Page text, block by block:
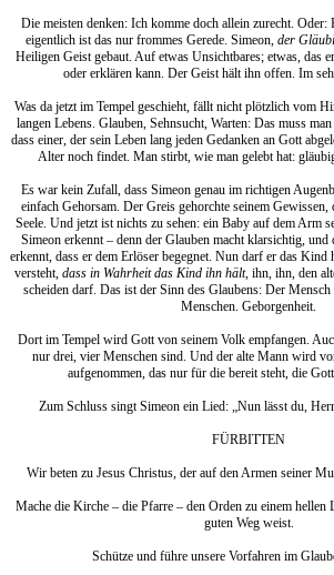
Die meisten denken: Ich komme doch allein zurecht. Oder:
eigentlich ist das nur frommes Gerede. Simeon, der
Heiligen Geist gebaut. Auf etwas Unsichtbares; etwas, das
oder erklären kann. Der Geist hält ihn offen. Im
Was da jetzt im Tempel geschieht, fällt nicht plötzlich vom
langen Lebens. Glauben, Sehnsucht, Warten: Das muss
dass einer, der sein Leben lang jeden Gedanken an Gott
Alter noch findet. Man stirbt, wie man gelebt hat:
Es war kein Zufall, dass Simeon genau im richtigen
einfach Gehorsam. Der Greis gehorchte seinem Gewissen,
Seele. Und jetzt ist nichts zu sehen: ein Baby auf dem Arm
Simeon erkennt – denn der Glauben macht klarsichtig,
erkennt, dass er dem Erlöser begegnet. Nun darf er das Kind
versteht, dass in Wahrheit das Kind ihn hält, ihn, ihn, den
scheiden darf. Das ist der Sinn des Glaubens: Der
Menschen. Geborgenheit.
Dort im Tempel wird Gott von seinem Volk empfangen.
nur drei, vier Menschen sind. Und der alte Mann wird
aufgenommen, das nur für die bereit steht, die
Zum Schluss singt Simeon ein Lied: „Nun lässt du,
FÜRBITTEN
Wir beten zu Jesus Christus, der auf den Armen seiner
Mache die Kirche – die Pfarre – den Orden zu einem hellen
guten Weg weist.
Schütze und führe unsere Vorfahren im